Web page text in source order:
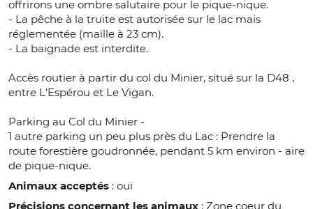
offrirons une ombre salutaire pour le pique-nique.
- La pêche à la truite est autorisée sur le lac mais
réglementée (maille à 23 cm).
- La baignade est interdite.
Accès routier à partir du col du Minier, situé sur la D48 ,
entre L'Espérou et Le Vigan.
Parking au Col du Minier -
1 autre parking un peu plus près du Lac : Prendre la
route forestière goudronnée, pendant 5 km environ - aire
de pique-nique.
Animaux acceptés : oui
Précisions concernant les animaux : Zone coeur du